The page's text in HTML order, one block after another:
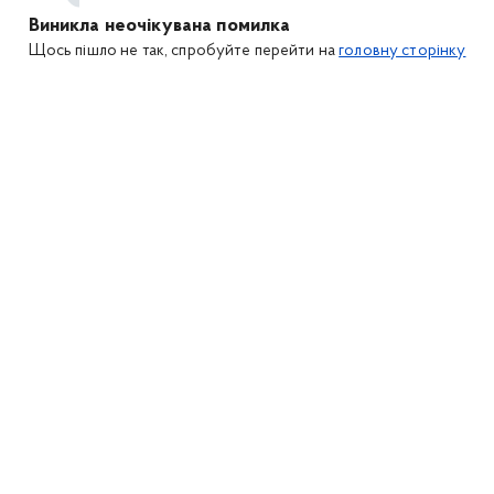
Виникла неочікувана помилка
Щось пішло не так, спробуйте перейти наголовну сторінку